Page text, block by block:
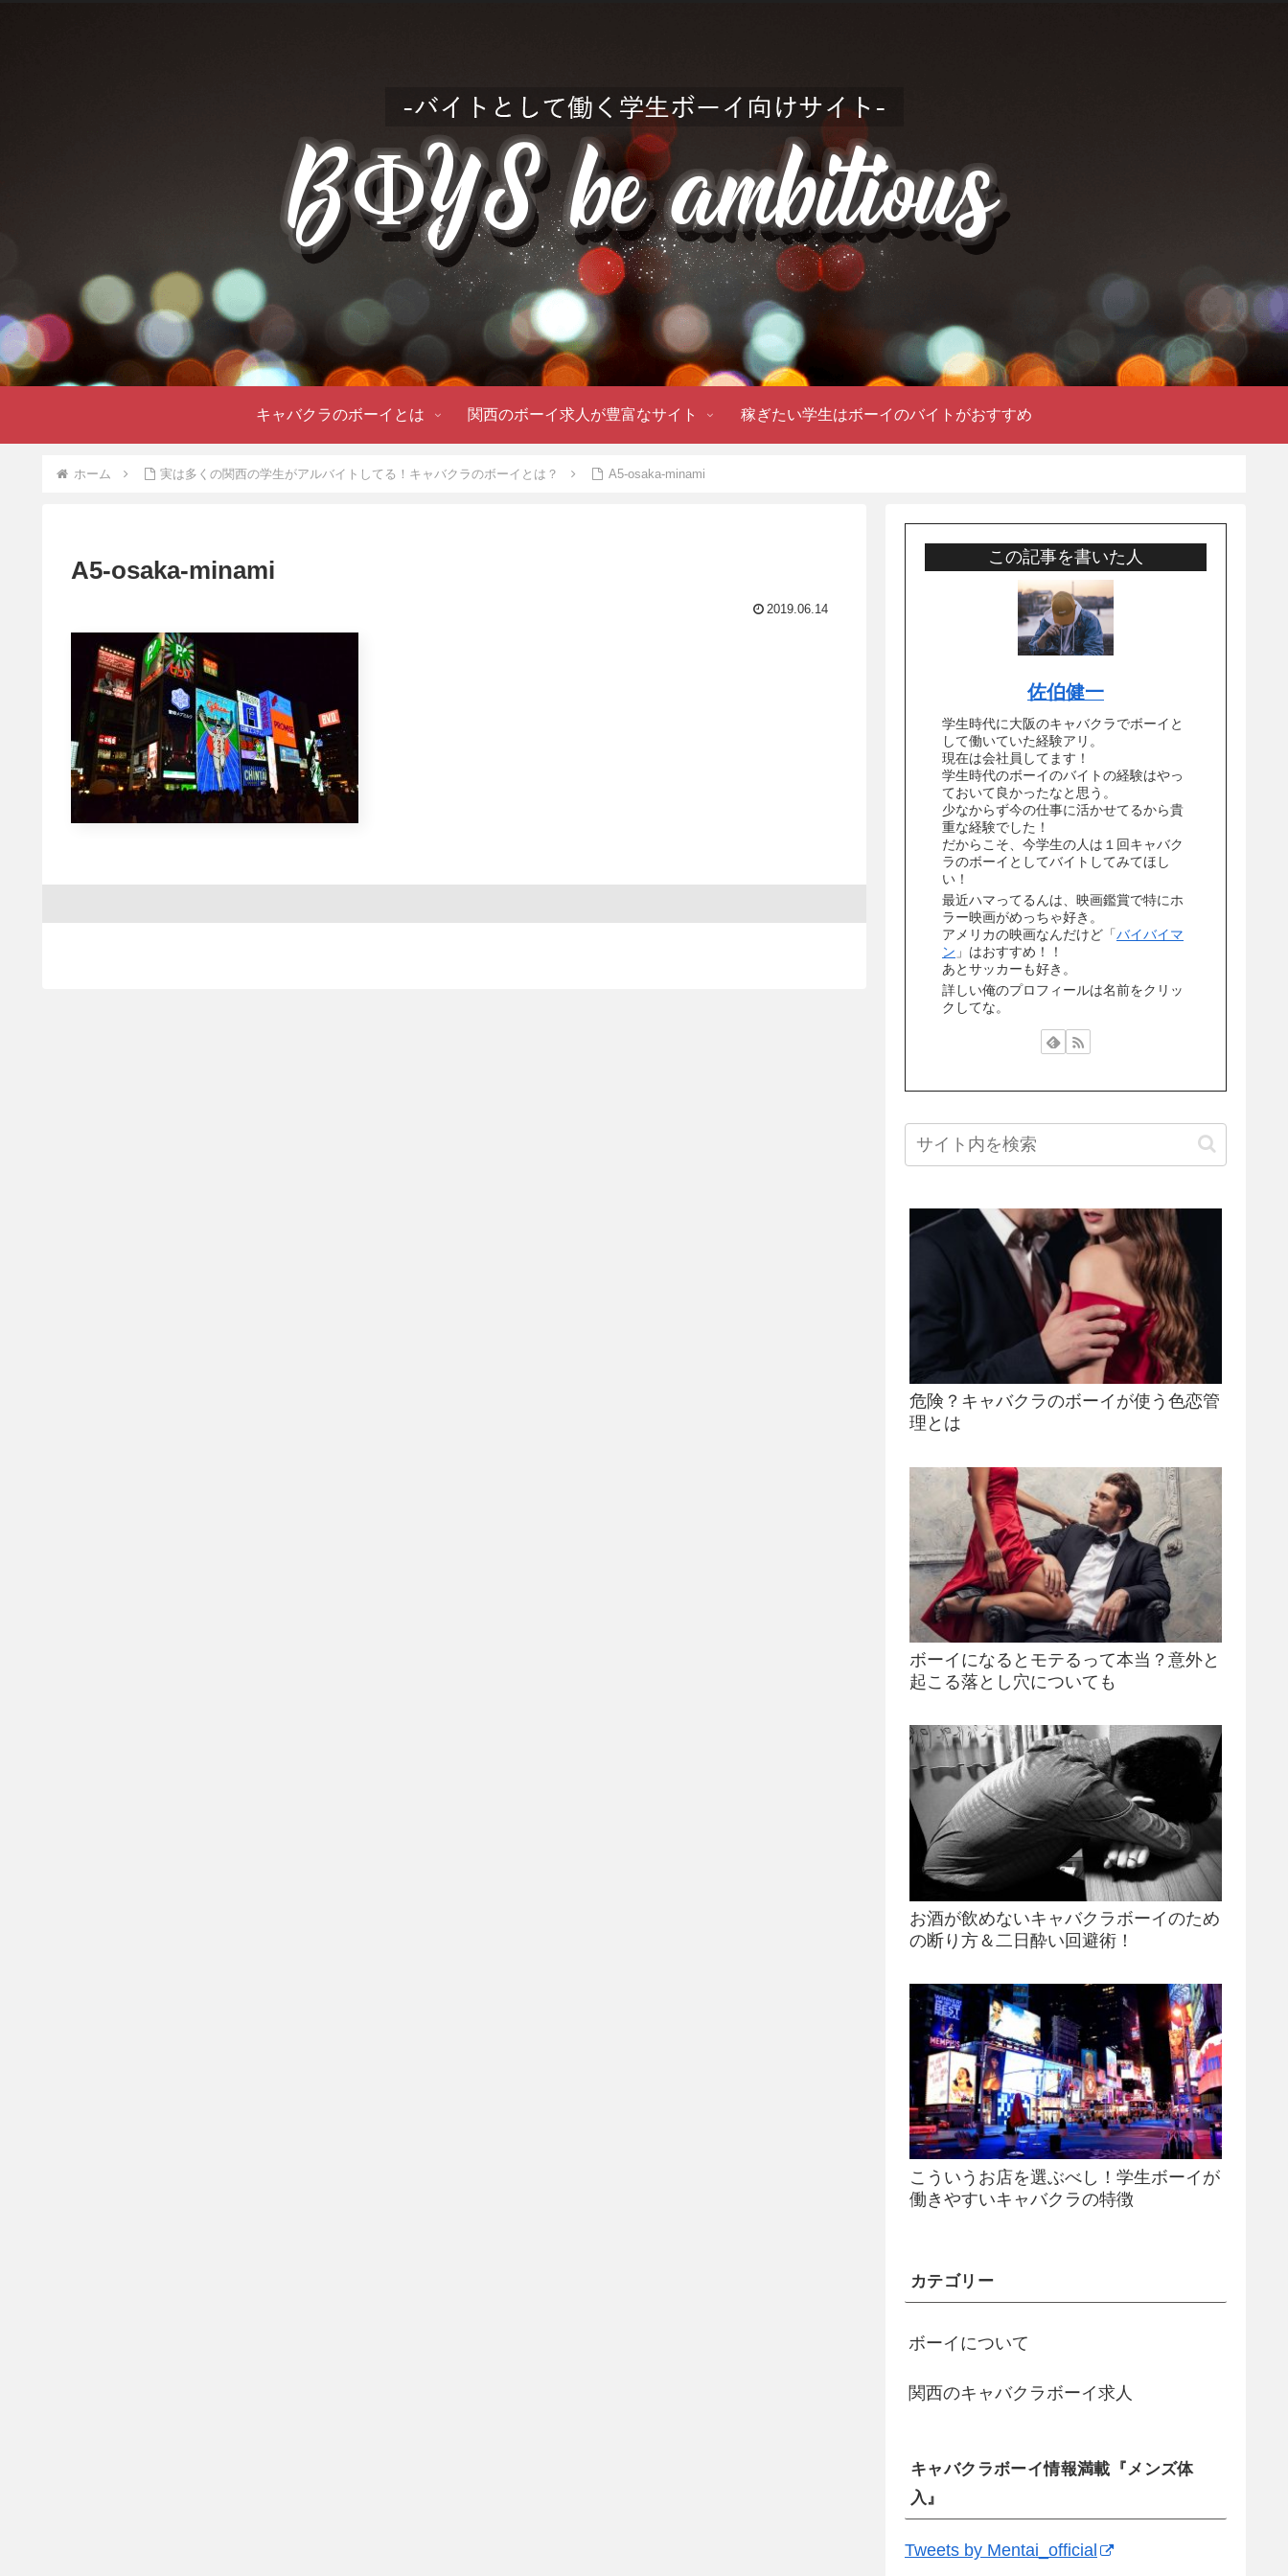
キャバクラのボーイとは 関西のボーイ求人が豊富なサイト 稼ぎたい学生はボーイのバイトがおすすめ
ホーム 実は多くの関西の学生がアルバイトしてる！キャバクラのボーイとは？ A5-osaka-minami
A5-osaka-minami
2019.06.14
この記事を書いた人
佐伯健一
学生時代に大阪のキャバクラでボーイと
して働いていた経験アリ。
現在は会社員してます！
学生時代のボーイのバイトの経験はやっ
ておいて良かったなと思う。
少なからず今の仕事に活かせてるから貴
重な経験でした！
だからこそ、今学生の人は１回キャバク
ラのボーイとしてバイトしてみてほし
い！
最近ハマってるんは、映画鑑賞で特にホ
ラー映画がめっちゃ好き。
アメリカの映画なんだけど「バイバイマ
ン 」はおすすめ！！
あとサッカーも好き。
詳しい俺のプロフィールは名前をクリッ
クしてな。
危険？キャバクラのボーイが使う色恋管
理とは
ボーイになるとモテるって本当？意外と
起こる落とし穴についても
お酒が飲めないキャバクラボーイのため
の断り方＆二日酔い回避術！
こういうお店を選ぶべし！学生ボーイが
働きやすいキャバクラの特徴
カテゴリー
ボーイについて
関西のキャバクラボーイ求人
キャバクラボーイ情報満載『メンズ体
入』
Tweets by Mentai_official